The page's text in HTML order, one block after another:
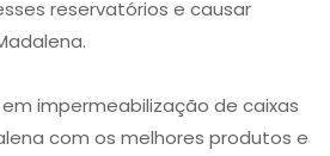
reservatórios e causar
impermeabilização de caixas
com os melhores produtos e